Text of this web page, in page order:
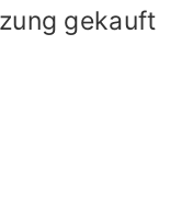
gekauft